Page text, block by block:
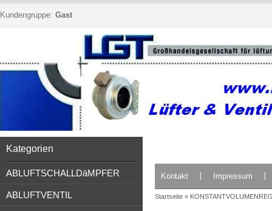
Kundengruppe: Gast
Kategorien
ABLUFTSCHALLDäMPFER
ABLUFTVENTIL
Kontakt Impressum
Startseite »